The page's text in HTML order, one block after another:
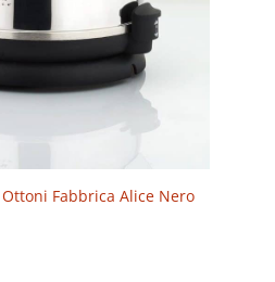
Fabbrica Alice Nero